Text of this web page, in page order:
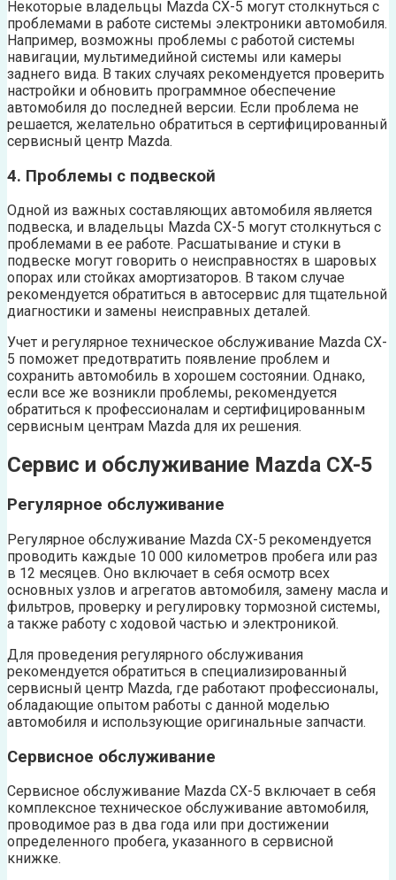
Некоторые владельцы Mazda CX-5 могут столкнуться с
проблемами в работе системы электроники автомобиля.
Например, возможны проблемы с работой системы
навигации, мультимедийной системы или камеры
заднего вида. В таких случаях рекомендуется проверить
настройки и обновить программное обеспечение
автомобиля до последней версии. Если проблема не
решается, желательно обратиться в сертифицированный
сервисный центр Mazda.
4. Проблемы с подвеской
Одной из важных составляющих автомобиля является
подвеска, и владельцы Mazda CX-5 могут столкнуться с
проблемами в ее работе. Расшатывание и стуки в
подвеске могут говорить о неисправностях в шаровых
опорах или стойках амортизаторов. В таком случае
рекомендуется обратиться в автосервис для тщательной
диагностики и замены неисправных деталей.
Учет и регулярное техническое обслуживание Mazda CX-
5 поможет предотвратить появление проблем и
сохранить автомобиль в хорошем состоянии. Однако,
если все же возникли проблемы, рекомендуется
обратиться к профессионалам и сертифицированным
сервисным центрам Mazda для их решения.
Сервис и обслуживание Mazda CX-5
Регулярное обслуживание
Регулярное обслуживание Mazda CX-5 рекомендуется
проводить каждые 10 000 километров пробега или раз
в 12 месяцев. Оно включает в себя осмотр всех
основных узлов и агрегатов автомобиля, замену масла и
фильтров, проверку и регулировку тормозной системы,
а также работу с ходовой частью и электроникой.
Для проведения регулярного обслуживания
рекомендуется обратиться в специализированный
сервисный центр Mazda, где работают профессионалы,
обладающие опытом работы с данной моделью
автомобиля и использующие оригинальные запчасти.
Сервисное обслуживание
Сервисное обслуживание Mazda CX-5 включает в себя
комплексное техническое обслуживание автомобиля,
проводимое раз в два года или при достижении
определенного пробега, указанного в сервисной
книжке.